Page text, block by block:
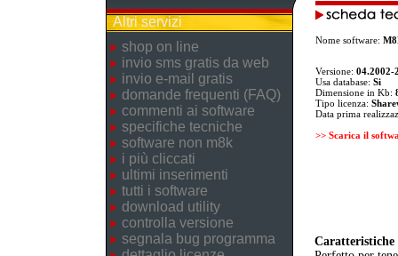
Altri servizi
shop on line
invio sms gratis da web
invio e-mail gratis
domande frequenti (FAQ)
commenti ai software
specifiche tecniche
software non m8k
i più cliccati
ultimi inserimenti
tutti i software
download utility
controlla versione
segnala bug programma
Nome software:
Versione: 04.2002-
Usa database: Si
Dimensione in Kb:
Tipo licenza:
Data prima
>> Scarica il